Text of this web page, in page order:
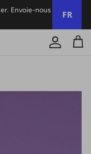
Envoie-nous
FR
Compte